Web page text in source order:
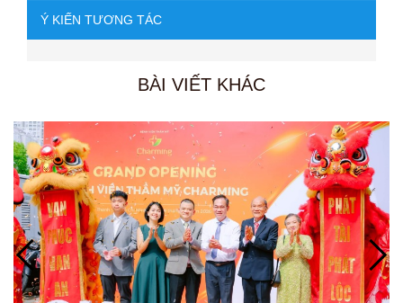
Ý KIẾN TƯƠNG TÁC
BÀI VIẾT KHÁC